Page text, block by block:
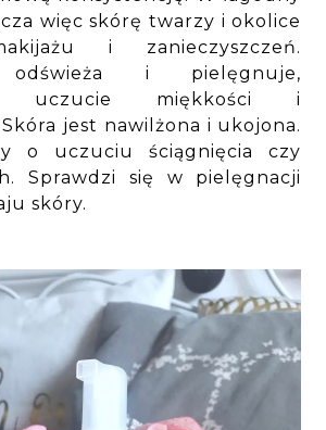
więc skórę twarzy i okolice
i zanieczyszczeń.
odświeża i pielęgnuje,
uczucie miękkości i
jest nawilżona i ukojona.
o uczuciu ściągnięcia czy
Sprawdzi się w pielęgnacji
skóry.